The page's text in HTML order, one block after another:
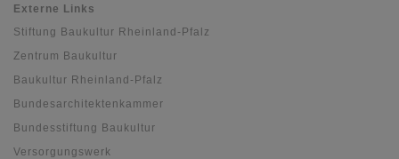
Externe Links
Stiftung Baukultur Rheinland-Pfalz
Zentrum Baukultur
Baukultur Rheinland-Pfalz
Bundesarchitektenkammer
Bundesstiftung Baukultur
Versorgungswerk